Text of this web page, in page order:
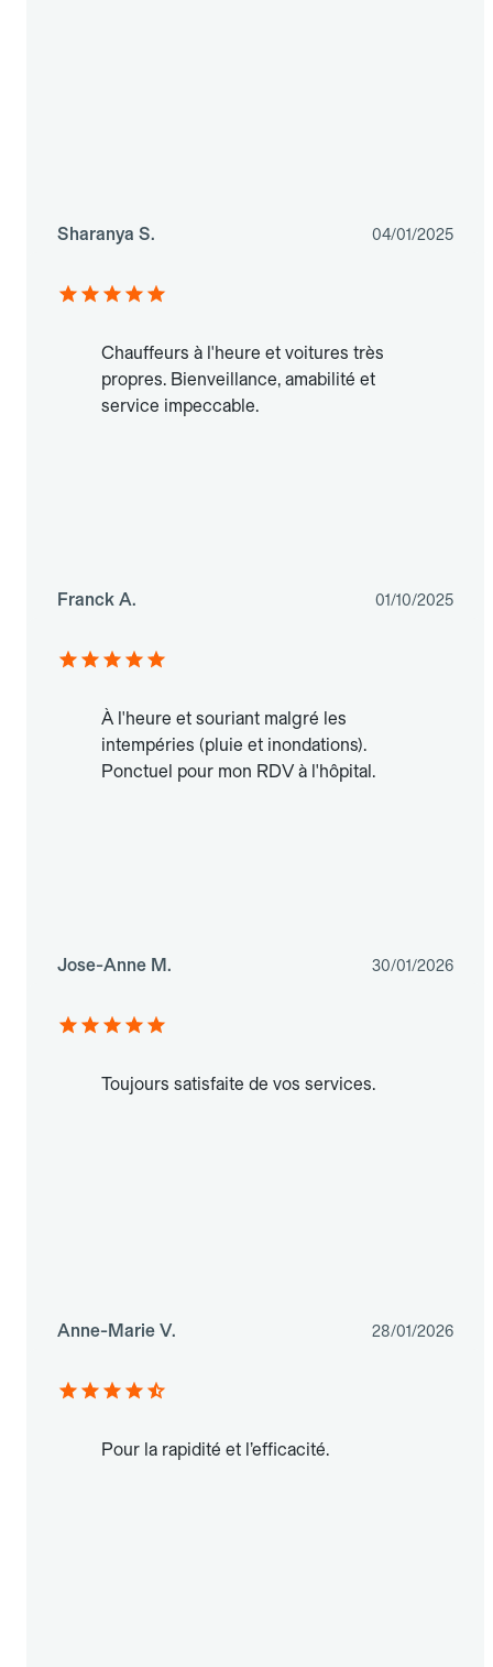
Sharanya S. 04/01/2025
Chauffeurs à l'heure et voitures très
propres. Bienveillance, amabilité et
service impeccable.
Franck A. 01/10/2025
À l'heure et souriant malgré les
intempéries (pluie et inondations).
Ponctuel pour mon RDV à l'hôpital.
Jose-Anne M. 30/01/2026
Toujours satisfaite de vos services.
Anne-Marie V. 28/01/2026
Pour la rapidité et l’efficacité.